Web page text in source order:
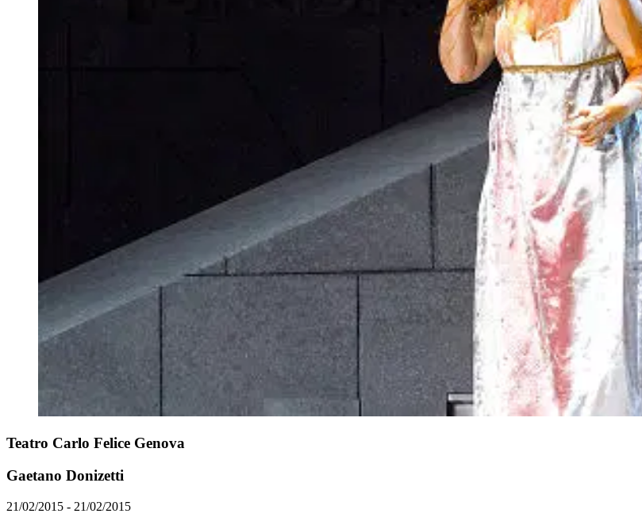
Teatro Carlo Felice Genova
Gaetano Donizetti
21/02/2015 - 21/02/2015